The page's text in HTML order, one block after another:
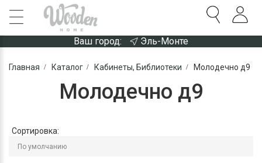
Ваш город: Эль-Монте
Главная Каталог Кабинеты, Библиотеки Молодечно д9
Молодечно д9
Сортировка: